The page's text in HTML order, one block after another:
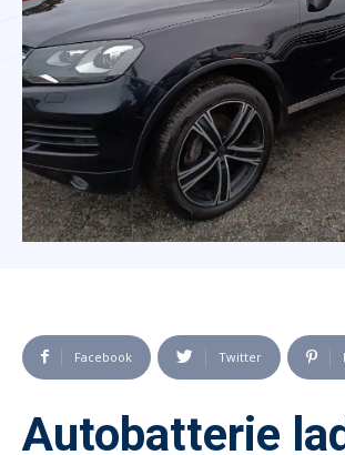
Facebook Twitter
Autobatterie